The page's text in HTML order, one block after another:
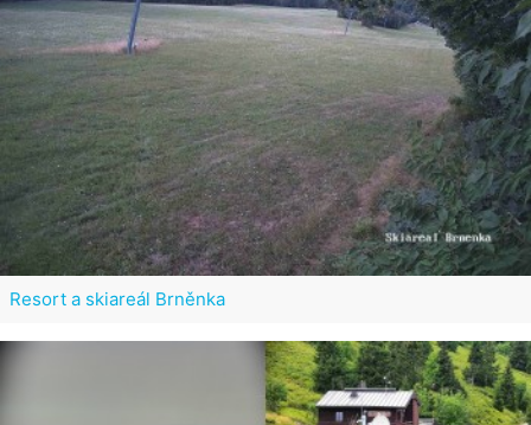
Resort a skiareál Brněnka